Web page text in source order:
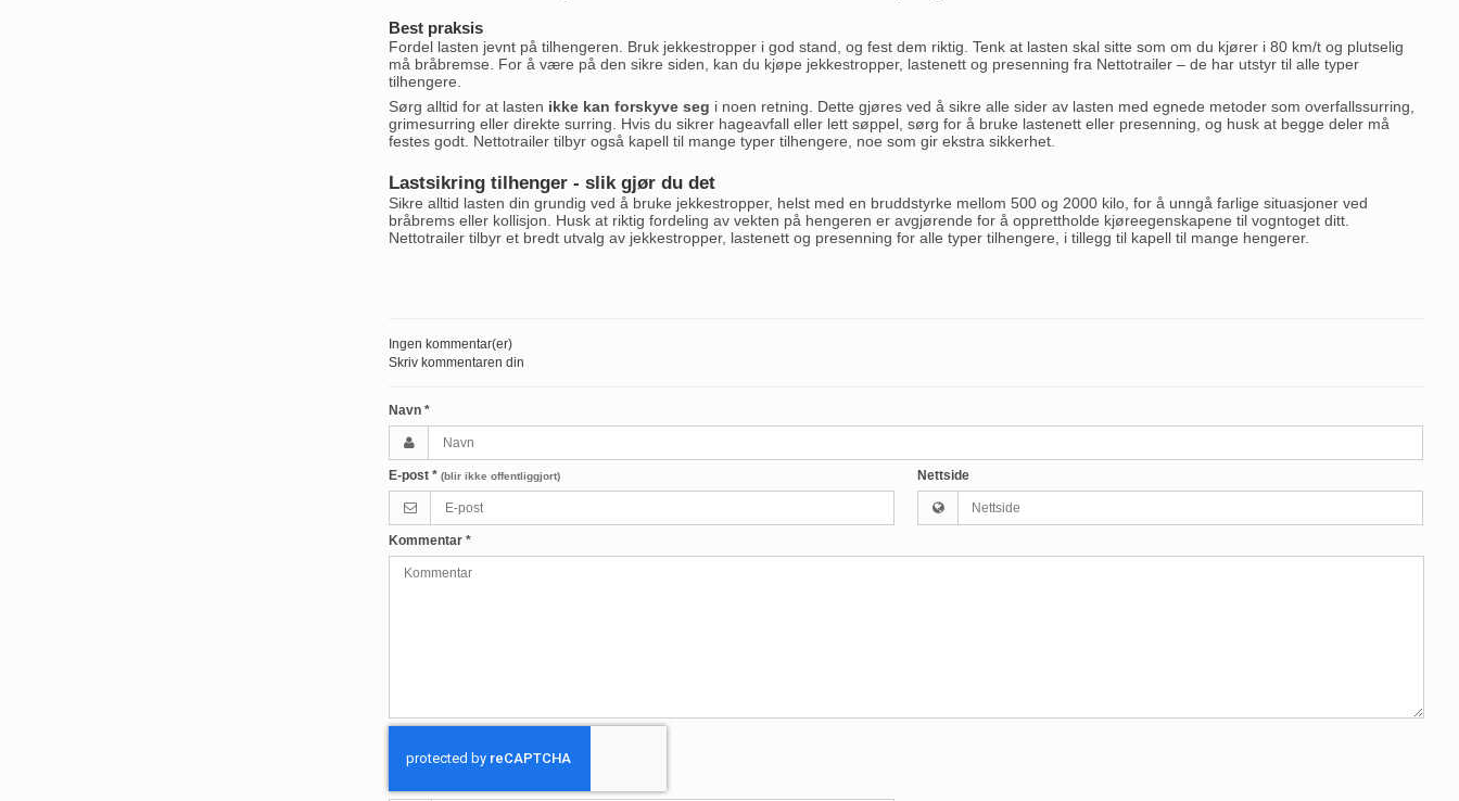
Best praksis
Fordel lasten jevnt på tilhengeren. Bruk jekkestropper i god stand, og fest dem riktig. Tenk at lasten skal sitte som om du kjører i 80 km/t og plutselig
må bråbremse. For å være på den sikre siden, kan du kjøpe jekkestropper, lastenett og presenning fra Nettotrailer – de har utstyr til alle typer
tilhengere.
Sørg alltid for at lasten ikke kan forskyve seg i noen retning. Dette gjøres ved å sikre alle sider av lasten med egnede metoder som overfallssurring,
grimesurring eller direkte surring. Hvis du sikrer hageavfall eller lett søppel, sørg for å bruke lastenett eller presenning, og husk at begge deler må
festes godt. Nettotrailer tilbyr også kapell til mange typer tilhengere, noe som gir ekstra sikkerhet.
Lastsikring tilhenger - slik gjør du det
Sikre alltid lasten din grundig ved å bruke jekkestropper, helst med en bruddstyrke mellom 500 og 2000 kilo, for å unngå farlige situasjoner ved
bråbrems eller kollisjon. Husk at riktig fordeling av vekten på hengeren er avgjørende for å opprettholde kjøreegenskapene til vogntoget ditt.
Nettotrailer tilbyr et bredt utvalg av jekkestropper, lastenett og presenning for alle typer tilhengere, i tillegg til kapell til mange hengerer.
Ingen kommentar(er)
Skriv kommentaren din
Navn*
E-post* (blir ikke offentliggjort) Nettside
Kommentar*